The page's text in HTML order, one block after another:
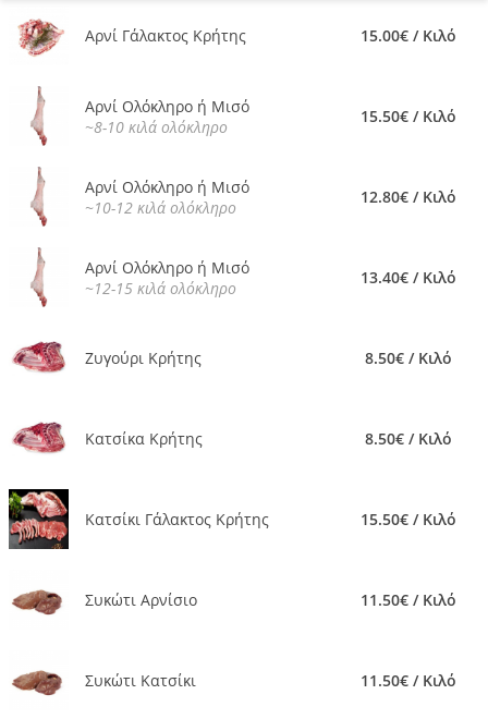
Αρνί Γάλακτος Κρήτης 15.00€ / Κιλό
Αρνί Ολόκληρο ή Μισό
~8-10 κιλά ολόκληρο
15.50€ / Κιλό
Αρνί Ολόκληρο ή Μισό
~10-12 κιλά ολόκληρο
12.80€ / Κιλό
Αρνί Ολόκληρο ή Μισό
~12-15 κιλά ολόκληρο
13.40€ / Κιλό
Ζυγούρι Κρήτης 8.50€ / Κιλό
Κατσίκα Κρήτης 8.50€ / Κιλό
Κατσίκι Γάλακτος Κρήτης 15.50€ / Κιλό
Συκώτι Αρνίσιο 11.50€ / Κιλό
Συκώτι Κατσίκι 11.50€ / Κιλό